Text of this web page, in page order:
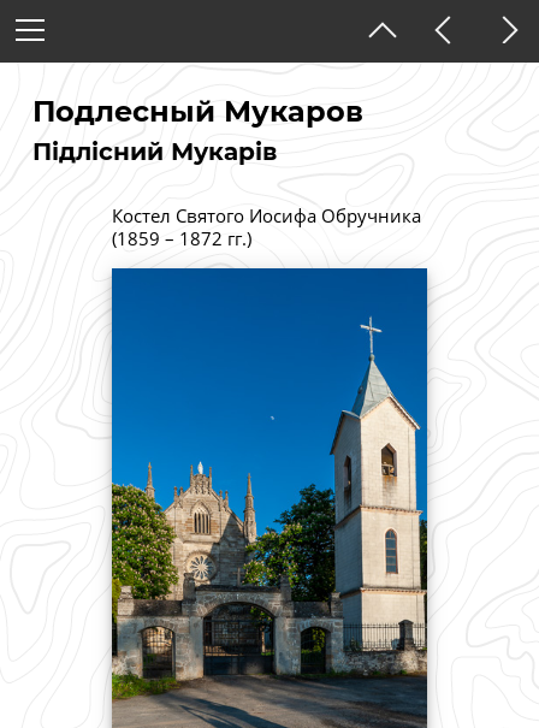
Хмельницкая область
Тёмная тема
Подлесный Мукаров
Підлісний Мукарів
Костел Святого Иосифа Обручника
(1859 – 1872 гг.)